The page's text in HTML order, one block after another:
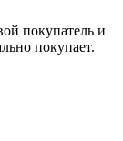
покупатель и
покупает.